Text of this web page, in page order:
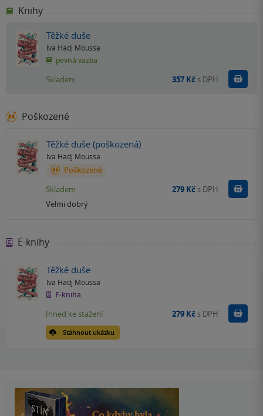
Knihy
Těžké duše
Iva Hadj Moussa
pevná vazba
Skladem 357 Kč s DPH
Poškozené
Těžké duše (poškozená)
Iva Hadj Moussa
Poškozené
Velmi dobrý
Skladem 279 Kč s DPH
E-knihy
Těžké duše
Iva Hadj Moussa
E-kniha
Stáhnout ukázku
Ihned ke stažení 279 Kč s DPH Koupit